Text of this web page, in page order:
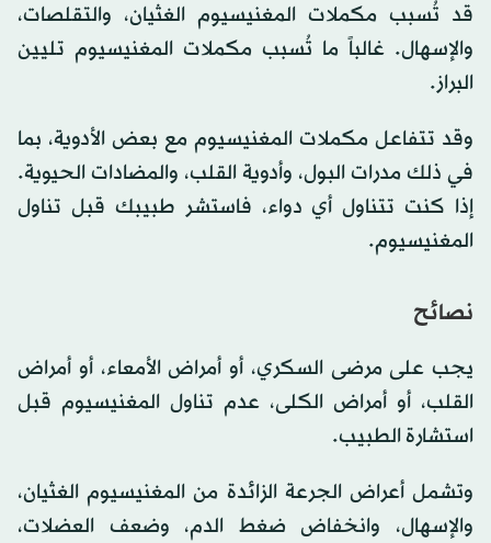
قد تُسبب مكملات المغنيسيوم الغثيان، والتقلصات،
والإسهال. غالباً ما تُسبب مكملات المغنيسيوم تليين
البراز.
وقد تتفاعل مكملات المغنيسيوم مع بعض الأدوية، بما
في ذلك مدرات البول، وأدوية القلب، والمضادات الحيوية.
إذا كنت تتناول أي دواء، فاستشر طبيبك قبل تناول
المغنيسيوم.
نصائح
يجب على مرضى السكري، أو أمراض الأمعاء، أو أمراض
القلب، أو أمراض الكلى، عدم تناول المغنيسيوم قبل
استشارة الطبيب.
وتشمل أعراض الجرعة الزائدة من المغنيسيوم الغثيان،
والإسهال، وانخفاض ضغط الدم، وضعف العضلات،